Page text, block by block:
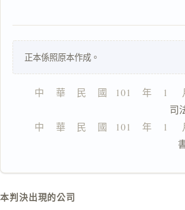
正本係照原本作成。
中    華    民    國   101    年    1
中    華    民    國   101    年    1
本判決出現的公司